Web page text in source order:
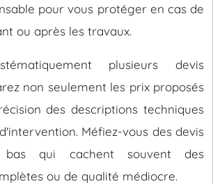
pour vous protéger en cas de
ou après les travaux.
plusieurs devis
non seulement les prix proposés
des descriptions techniques
Méfiez-vous des devis
bas qui cachent souvent des
ou de qualité médiocre.